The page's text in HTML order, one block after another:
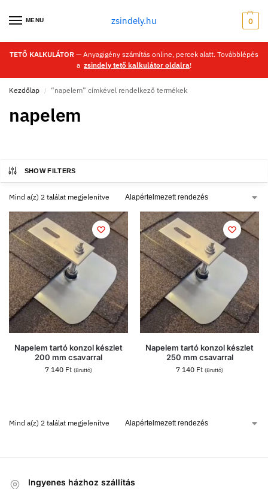
MENU zsindely.hu 0
TETŐ KALKULÁTOR — Anyagigény számítás online, percek alatt. Továbblépés
a zsindely tető kalkulátor oldalra!
Kezdőlap / “napelem” címkével rendelkező termékek
napelem
SHOW FILTERS
Mind a(z) 2 találat megjelenítve
Napelem tartó konzol készlet
200 mm csavarral
7 140 Ft (Bruttó)
Napelem tartó konzol készlet
250 mm csavarral
7 140 Ft (Bruttó)
Mind a(z) 2 találat megjelenítve
Ingyenes házhoz szállítás